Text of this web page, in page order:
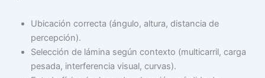
Ubicación correcta (ángulo, altura, distancia de
percepción).
Selección de lámina según contexto (multicarril, carga
pesada, interferencia visual, curvas).